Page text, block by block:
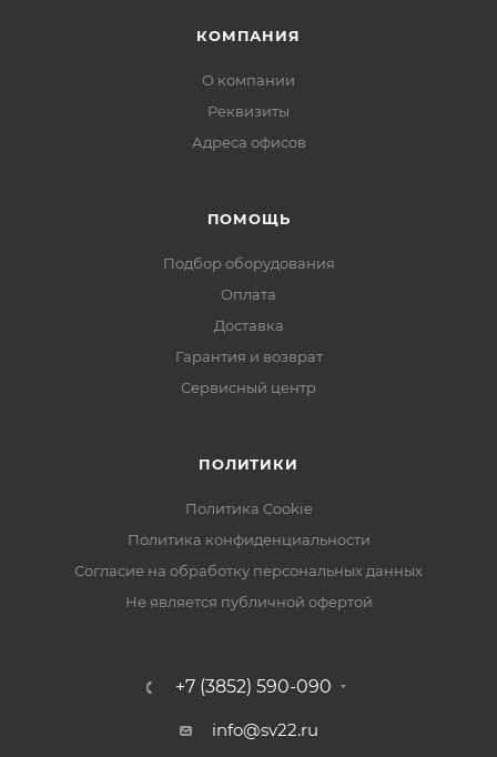
КОМПАНИЯ
О компании
Реквизиты
Адреса офисов
ПОМОЩЬ
Подбор оборудования
Оплата
Доставка
Гарантия и возврат
Сервисный центр
ПОЛИТИКИ
Политика Cookie
Политика конфиденциальности
Согласие на обработку персональных данных
Не является публичной офертой
+7 (3852) 590-090
info@sv22.ru